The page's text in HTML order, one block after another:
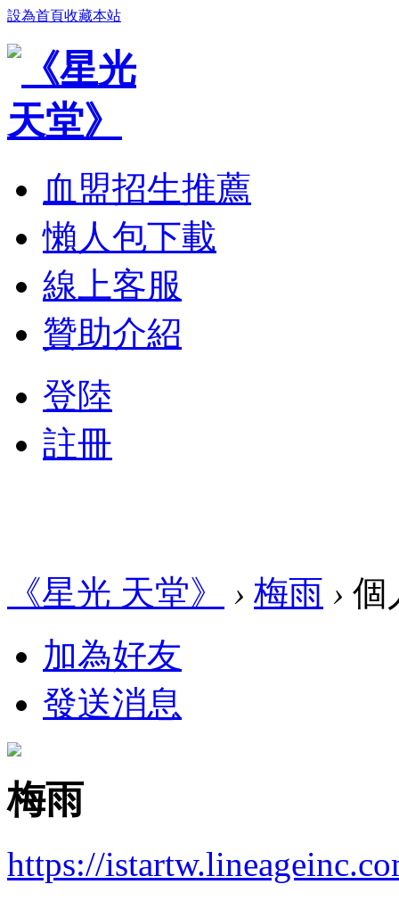
設為首頁收藏本站
血盟招生推薦
懶人包下載
線上客服
贊助介紹
登陸
註冊
《星光 天堂》 › 梅雨 › 個
加為好友
發送消息
梅雨
https://